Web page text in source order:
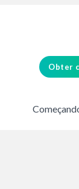
Obter